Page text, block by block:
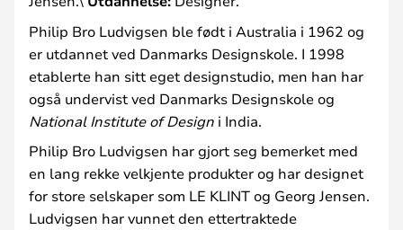
Philip Bro Ludvigsen ble født i Australia i 1962 og
er utdannet ved Danmarks Designskole. I 1998
etablerte han sitt eget designstudio, men han har
også undervist ved Danmarks Designskole og
National Institute of Design i India.
Philip Bro Ludvigsen har gjort seg bemerket med
en lang rekke velkjente produkter og har designet
for store selskaper som LE KLINT og Georg Jensen.
Ludvigsen har vunnet den ettertraktede